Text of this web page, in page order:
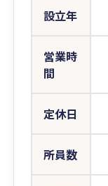
設立年
営業時
間
定休日
所員数